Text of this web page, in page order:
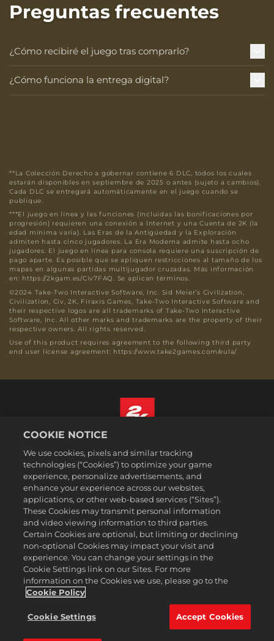
Preguntas frecuentes
¿Cómo recibiré el juego tras comprarlo?
¿Cómo funciona la entrega digital?
**La Colección Derecho a gobernar contiene 6 DLC, todos los cuales
estarán disponibles en septiembre de 2025 o antes (sujeto a cambios).
Cada DLC se entregará automáticamente en el juego cuando se
publique.
***El juego en línea y las funciones (incluidas las bonificaciones por
progresión) requieren una conexión a Internet y una Cuenta de 2K (la
edad mínima varía). Las Eras de la Antigüedad y la Exploración
admiten hasta cinco jugadores. La Era Moderna admite hasta ocho
jugadores. El juego en línea para consola requiere una suscripción de
pago aparte. Es posible que se apliquen restricciones al tamaño de los
mapas en algunas partidas multijugador cruzadas. Más información
en: https://2kgam.es/Civ7FAQ. Se aplican términos.
©2024 Take-Two Interactive Software, Inc. Sid Meier’s Civilization,
Civilization, Civ, 2K, Firaxis Games, Take-Two Interactive Software and
their respective logos are all trademarks of Take-Two Interactive
Software, Inc. All other marks and trademarks are the property of their
respective owners. All rights reserved.
Use of this product requires agreement to the following third party
end user license agreement: https://www.take2games.com/eula/
Aviso legal
Política de privacidad
Política de cookies
Atención al cliente
No vender ni compartir mis datos personales
Búsqueda de pedidos y reembolsos
Socios publicitarios de 2K Ad
©2016-2026 Take-Two Interactive Software Inc. 2K, Firaxis Games,
Civilization, and their respective logos are trademarks of Take-Two
Interactive Software, Inc. All rights reserved.
Español
COOKIE NOTICE
We use cookies, pixels and similar tracking
technologies (“Cookies”) to optimize your game
experience, personalize advertisements, and
enhance your experience across our websites,
applications, or other web-based services (“Sites”).
These Cookies may transmit personal information
and video viewing information to third parties.
Certain Cookies are optional, but limiting or declining
non-optional Cookies may impact your visit and
experience. You can change your settings in the
Cookie Settings link on our Sites. For more
information on the Cookies we use, please go to the
Cookie Policy
Cookie Settings Accept Cookies